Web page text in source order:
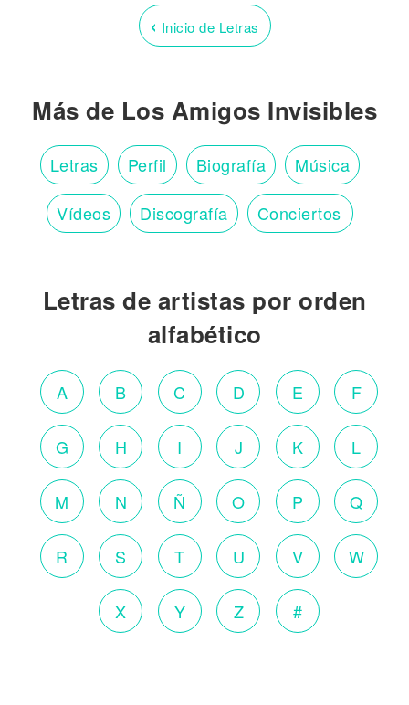
‹ Inicio de Letras
Más de Los Amigos Invisibles
Letras Perfil Biografía Música
Vídeos Discografía Conciertos
Letras de artistas por orden
alfabético
A B C D E F
G H I J K L
M N Ñ O P Q
R S T U V W
X Y Z #